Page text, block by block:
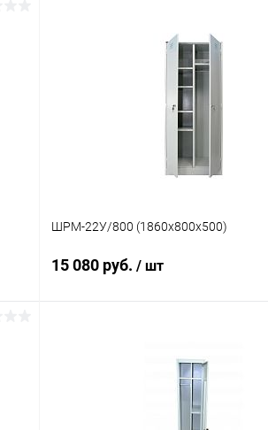
ШРМ-22У/800 (1860х800х500)
15 080 руб. / шт